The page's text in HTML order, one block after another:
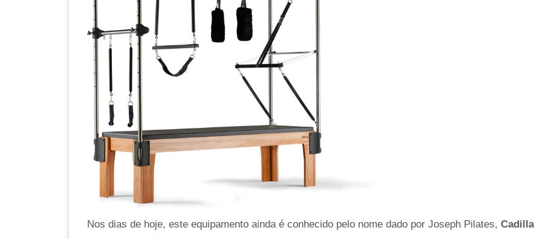
Nos dias de hoje, este equipamento ainda é conhecido pelo nome dado por Joseph Pilates,